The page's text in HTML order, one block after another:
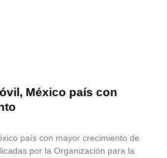
México país con
país con mayor crecimiento de
por la Organización para la